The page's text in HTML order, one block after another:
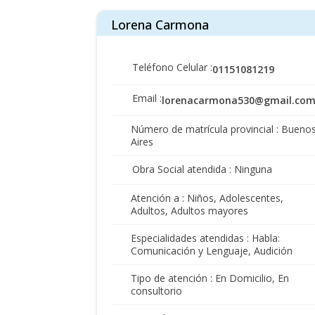
Lorena Carmona
Teléfono Celular :01151081219
Email :lorenacarmona530@gmail.com
Número de matrícula provincial :
Aires
Obra Social atendida : Ninguna
Atención a : Niños, Adolescentes,
Adultos, Adultos mayores
Especialidades atendidas : Habla:
Comunicación y Lenguaje, Audición
Tipo de atención : En Domicilio, En
consultorio